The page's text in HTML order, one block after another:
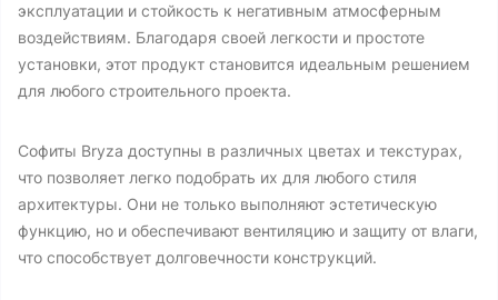
эксплуатации и стойкость к негативным атмосферным
воздействиям. Благодаря своей легкости и простоте
установки, этот продукт становится идеальным решением
для любого строительного проекта.
Софиты Bryza доступны в различных цветах и текстурах,
что позволяет легко подобрать их для любого стиля
архитектуры. Они не только выполняют эстетическую
функцию, но и обеспечивают вентиляцию и защиту от влаги,
что способствует долговечности конструкций.